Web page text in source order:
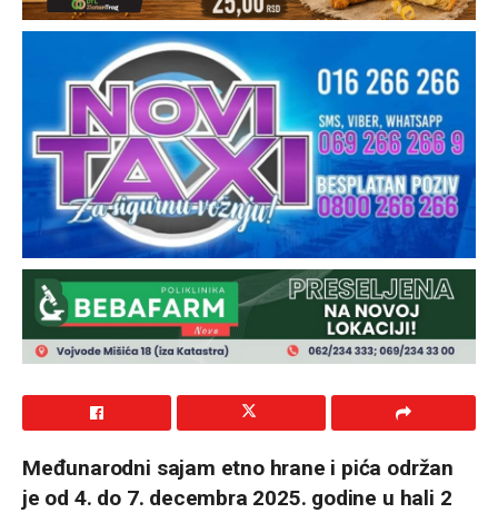
Međunarodni sajam etno hrane i pića održan
je od 4. do 7. decembra 2025. godine u hali 2